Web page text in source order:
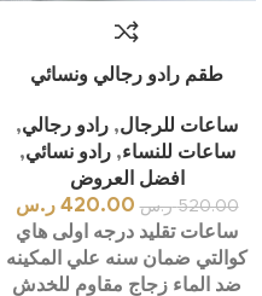
طقم رادو رجالي ونسائي
ساعات للرجال, رادو رجالي,
ساعات للنساء,رادو نسائي,
افضل العروض
520.00 ر.س 420.00 ر.س
ساعات تقليد درجه اولى هاي
كوالتي ضمان سنه علي المكينه
ضد الماء زجاج مقاوم للخدش